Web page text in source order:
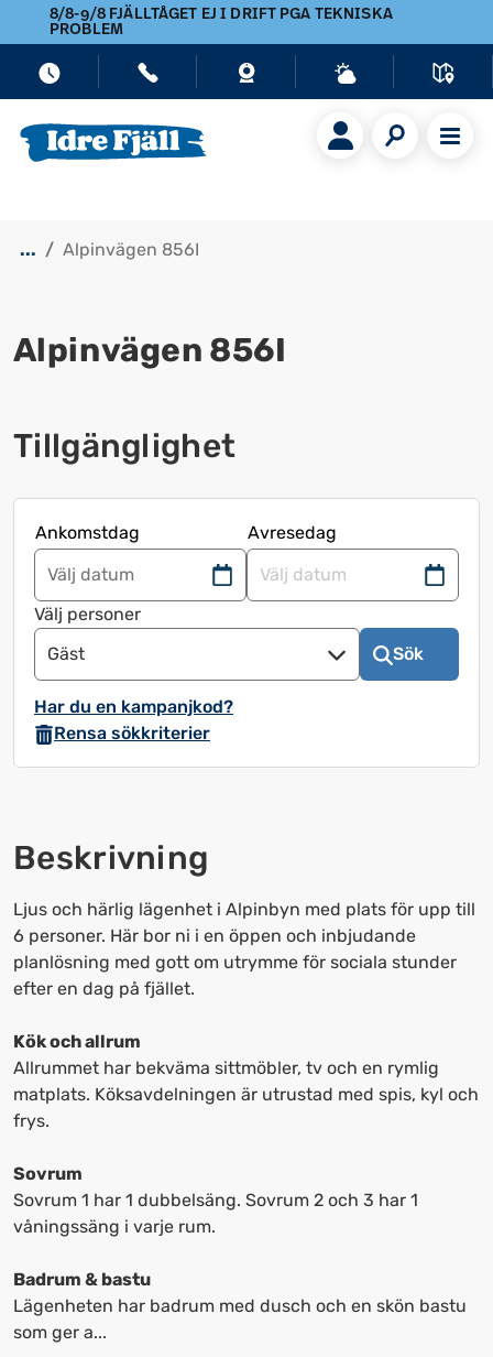
8/8-9/8 FJÄLLTÅGET EJ I DRIFT PGA TEKNISKA
PROBLEM
... Alpinvägen 856I
Alpinvägen 856I
Tillgänglighet
Ankomstdag
Avresedag
Navigera
framåt
för
att
kalendern
och
välja
Tryck
på
frågetecknet
för
att
få
kortkommandon
för
att
ändra
Navigera
välja
frågetecknet
för
att
för
att
Välj personer
Gäst
Sök
Har du en kampanjkod?
Rensa sökkriterier
Beskrivning
Ljus och härlig lägenhet i Alpinbyn med plats för upp till
6 personer. Här bor ni i en öppen och inbjudande
planlösning med gott om utrymme för sociala stunder
efter en dag på fjället.
Kök och allrum
Allrummet har bekväma sittmöbler, tv och en rymlig
matplats. Köksavdelningen är utrustad med spis, kyl och
frys.
Sovrum
Sovrum 1 har 1 dubbelsäng. Sovrum 2 och 3 har 1
våningssäng i varje rum.
Badrum & bastu
Lägenheten har badrum med dusch och en skön bastu
som ger a...